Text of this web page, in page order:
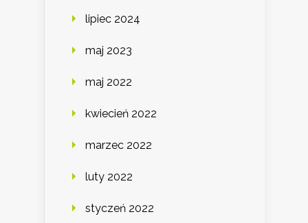
lipiec 2024
maj 2023
maj 2022
kwiecień 2022
marzec 2022
luty 2022
styczeń 2022